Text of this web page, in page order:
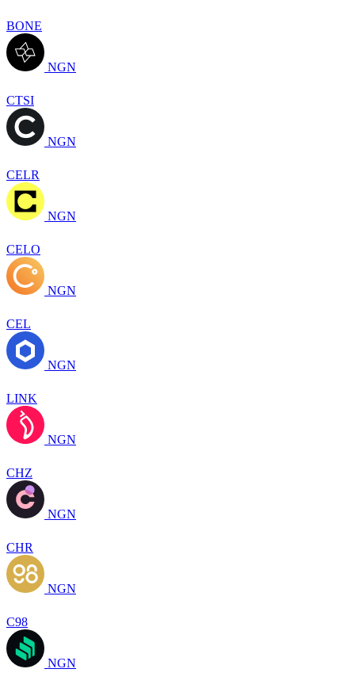
BONE
NGN
CTSI
NGN
CELR
NGN
CELO
NGN
CEL
NGN
LINK
NGN
CHZ
NGN
CHR
NGN
C98
NGN